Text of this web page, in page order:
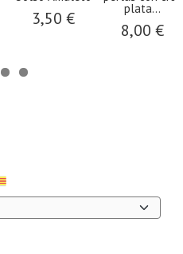
3,50 € plata...
8,00 €